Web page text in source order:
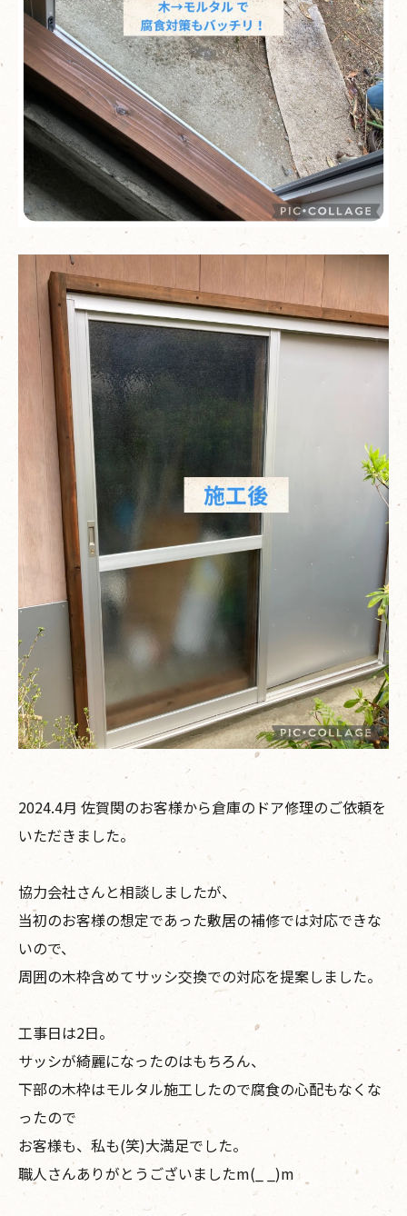
2024.4月 佐賀関のお客様から倉庫のドア修理のご依頼を
いただきました。
協力会社さんと相談しましたが、
当初のお客様の想定であった敷居の補修では対応できな
いので、
周囲の木枠含めてサッシ交換での対応を提案しました。
工事日は2日。
サッシが綺麗になったのはもちろん、
下部の木枠はモルタル施工したので腐食の心配もなくな
ったので
お客様も、私も(笑)大満足でした。
職人さんありがとうございましたm(_ _)m